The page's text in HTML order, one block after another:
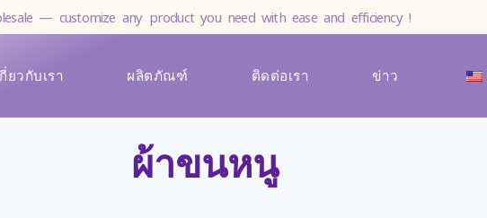
— customize any product you need with ease and efficiency !
กี่ยวกับเรา ผลิตภัณฑ์ ติดต่อเรา ข่าว
ผ้าขนหนู